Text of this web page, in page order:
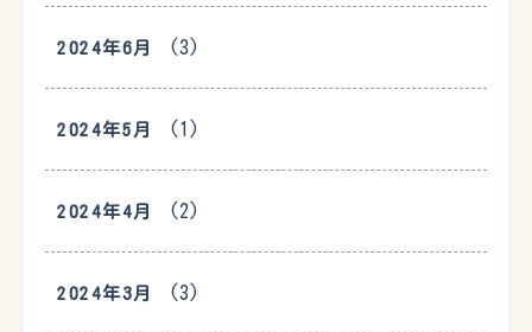
2024年6月 (3)
2024年5月 (1)
2024年4月 (2)
2024年3月 (3)